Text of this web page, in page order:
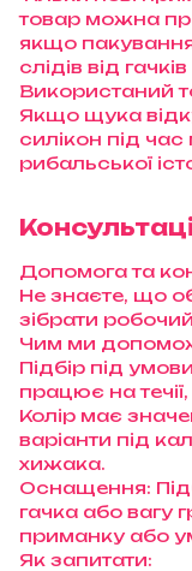
товар можна
якщо
слідів від
Використаний
Якщо щука
силікон під
рибальської
Допомога та
Не знаєте, що
зібрати
Чим ми
Підбір під
працює на
Колір має
варіанти під
хижака.
Оснащення:
гачка або вагу
приманку або
Як запитати: